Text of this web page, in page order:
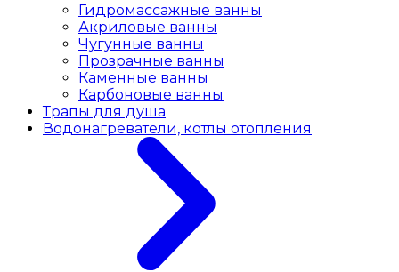
Гидромассажные ванны
Акриловые ванны
Чугунные ванны
Прозрачные ванны
Каменные ванны
Карбоновые ванны
Трапы для душа
Водонагреватели, котлы отопления